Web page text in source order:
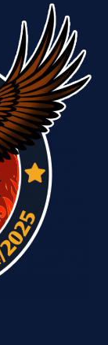
sichert
2.
Tabellenplatz
in
Regionsliga